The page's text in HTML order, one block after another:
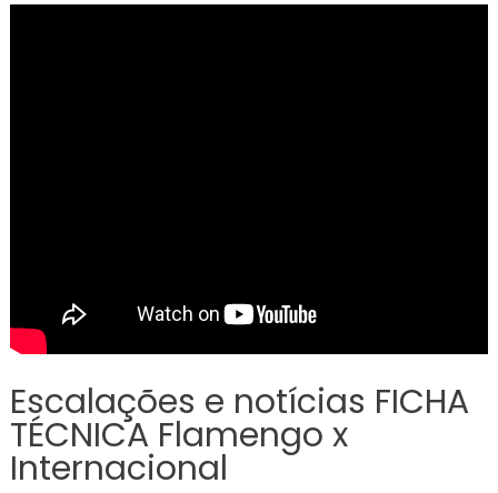
Escalações e notícias FICHA
TÉCNICA Flamengo x
Internacional